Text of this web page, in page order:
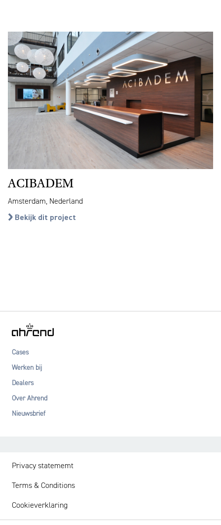
ACIBADEM
Amsterdam, Nederland
Bekijk dit project
Cases
Werken bij
Dealers
Over Ahrend
Nieuwsbrief
Privacy statememt
Terms & Conditions
Cookieverklaring